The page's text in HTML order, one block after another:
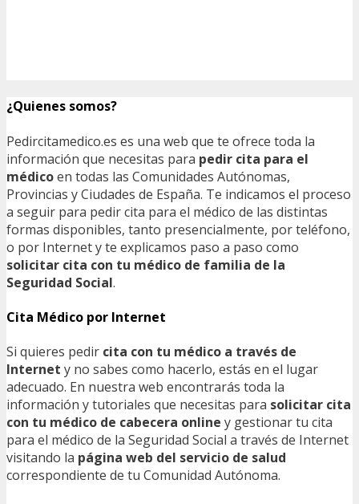
¿Quienes somos?
Pedircitamedico.es es una web que te ofrece toda la
información que necesitas para pedir cita para el
médicoen todas las Comunidades Autónomas,
Provincias y Ciudades de España. Te indicamos el proceso
a seguir para pedir cita para el médico de las distintas
formas disponibles, tanto presencialmente, por teléfono,
o por Internet y te explicamos paso a paso como
solicitar cita con tu médico de familia de la
Seguridad Social.
Cita Médico por Internet
Si quieres pedir cita con tu médico a través de
Internet y no sabes como hacerlo, estás en el lugar
adecuado. En nuestra web encontrarás toda la
información y tutoriales que necesitas para solicitar cita
con tu médico de cabecera online y gestionar tu cita
para el médico de la Seguridad Social a través de Internet
visitando la página web del servicio de salud
correspondiente de tu Comunidad Autónoma.